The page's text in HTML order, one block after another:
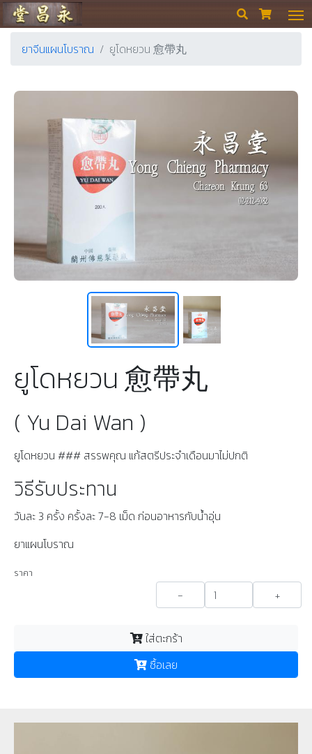
ร้านขายยา ย่งเชียงตึ๊ง  
ยาจีนแผนโบราณ ยูโดหยวน 愈帶丸
ยูโดหยวน 愈帶丸
( Yu Dai Wan )
ยูโดหยวน ### สรรพคุณ แก้สตรีประจำเดือนมาไม่ปกติ
วิธีรับประทาน
วันละ 3 ครั้ง ครั้งละ 7-8 เม็ด ก่อนอาหารกับน้ำอุ่น
ยาแผนโบราณ
ราคา
- +
ใส่ตะกร้า
ซื้อเลย